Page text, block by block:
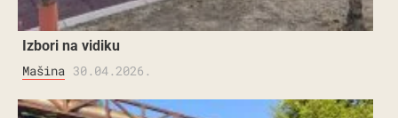
Izbori na vidiku
Mašina 30.04.2026.